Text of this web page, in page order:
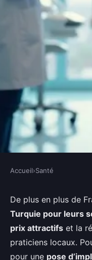
Tout savoir
dentaire en
prix et
Accueil›Santé
De plus en plus de
Turquie pour leurs
prix attractifs et la
praticiens locaux.
pour une pose